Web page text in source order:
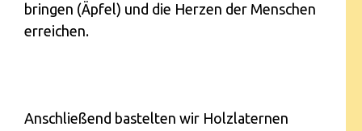
bringen (Äpfel) und die Herzen der Menschen
erreichen.
Anschließend bastelten wir Holzlaternen